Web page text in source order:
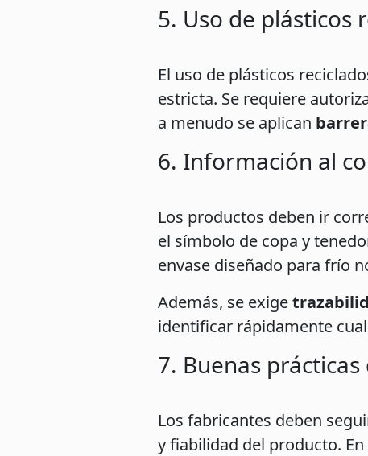
5. Uso de plásticos
El uso de plásticos
estricta. Se requiere
a menudo se aplican
6. Información al
Los productos deben ir
el símbolo de copa y
envase diseñado para frío
Además, se exige
identificar rápidamente
7. Buenas
Los fabricantes deben
y fiabilidad del producto.